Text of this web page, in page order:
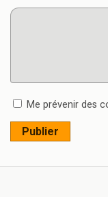
Me prévenir des
Publier